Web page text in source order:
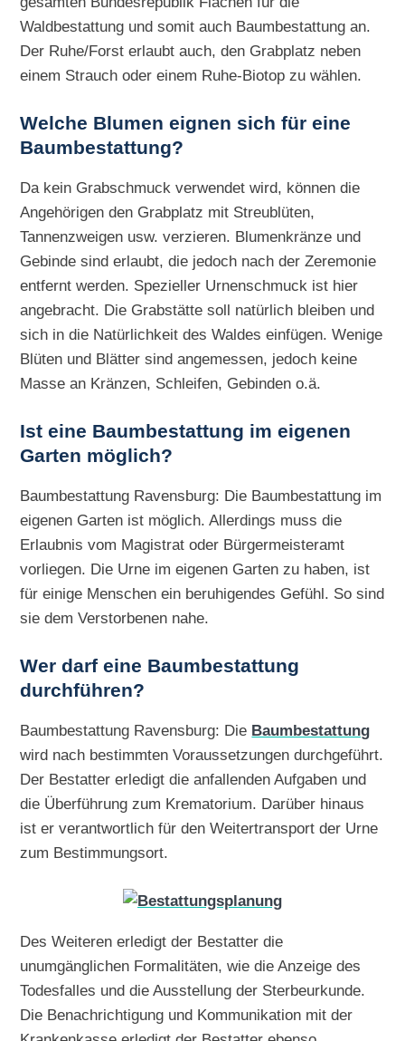
Waldbestattung und somit auch Baumbestattung an.
Der Ruhe/Forst erlaubt auch, den Grabplatz neben
einem Strauch oder einem Ruhe-Biotop zu wählen.
Welche Blumen eignen sich für eine
Baumbestattung?
Da kein Grabschmuck verwendet wird, können die
Angehörigen den Grabplatz mit Streublüten,
Tannenzweigen usw. verzieren. Blumenkränze und
Gebinde sind erlaubt, die jedoch nach der Zeremonie
entfernt werden. Spezieller Urnenschmuck ist hier
angebracht. Die Grabstätte soll natürlich bleiben und
sich in die Natürlichkeit des Waldes einfügen. Wenige
Blüten und Blätter sind angemessen, jedoch keine
Masse an Kränzen, Schleifen, Gebinden o.ä.
Ist eine Baumbestattung im eigenen
Garten möglich?
Baumbestattung Ravensburg: Die Baumbestattung im
eigenen Garten ist möglich. Allerdings muss die
Erlaubnis vom Magistrat oder Bürgermeisteramt
vorliegen. Die Urne im eigenen Garten zu haben, ist
für einige Menschen ein beruhigendes Gefühl. So sind
sie dem Verstorbenen nahe.
Wer darf eine Baumbestattung
durchführen?
Baumbestattung Ravensburg: Die Baumbestattung
wird nach bestimmten Voraussetzungen durchgeführt.
Der Bestatter erledigt die anfallenden Aufgaben und
die Überführung zum Krematorium. Darüber hinaus
ist er verantwortlich für den Weitertransport der Urne
zum Bestimmungsort.
Des Weiteren erledigt der Bestatter die
unumgänglichen Formalitäten, wie die Anzeige des
Todesfalles und die Ausstellung der Sterbeurkunde.
Die Benachrichtigung und Kommunikation mit der